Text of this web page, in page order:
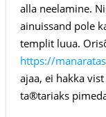
alla neelamine.
ainuissand pole
templit luua.
https://
ajaa, ei hakka
ta®tariaks